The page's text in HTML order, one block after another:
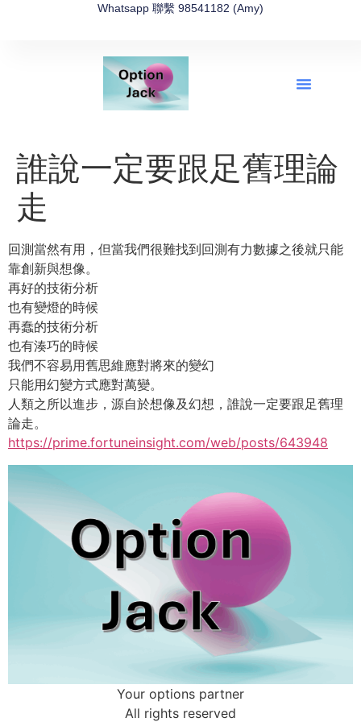
Whatsapp 聯繫 98541182 (Amy)
誰說一定要跟足舊理論
走
回測當然有用，但當我們很難找到回測有力數據之後就只能
靠創新與想像。
再好的技術分析
也有變燈的時候
再蠢的技術分析
也有湊巧的時候
我們不容易用舊思維應對將來的變幻
只能用幻變方式應對萬變。
人類之所以進步，源自於想像及幻想，誰說一定要跟足舊理
論走。
https://prime.fortuneinsight.com/web/posts/643948
Your options partner
All rights reserved